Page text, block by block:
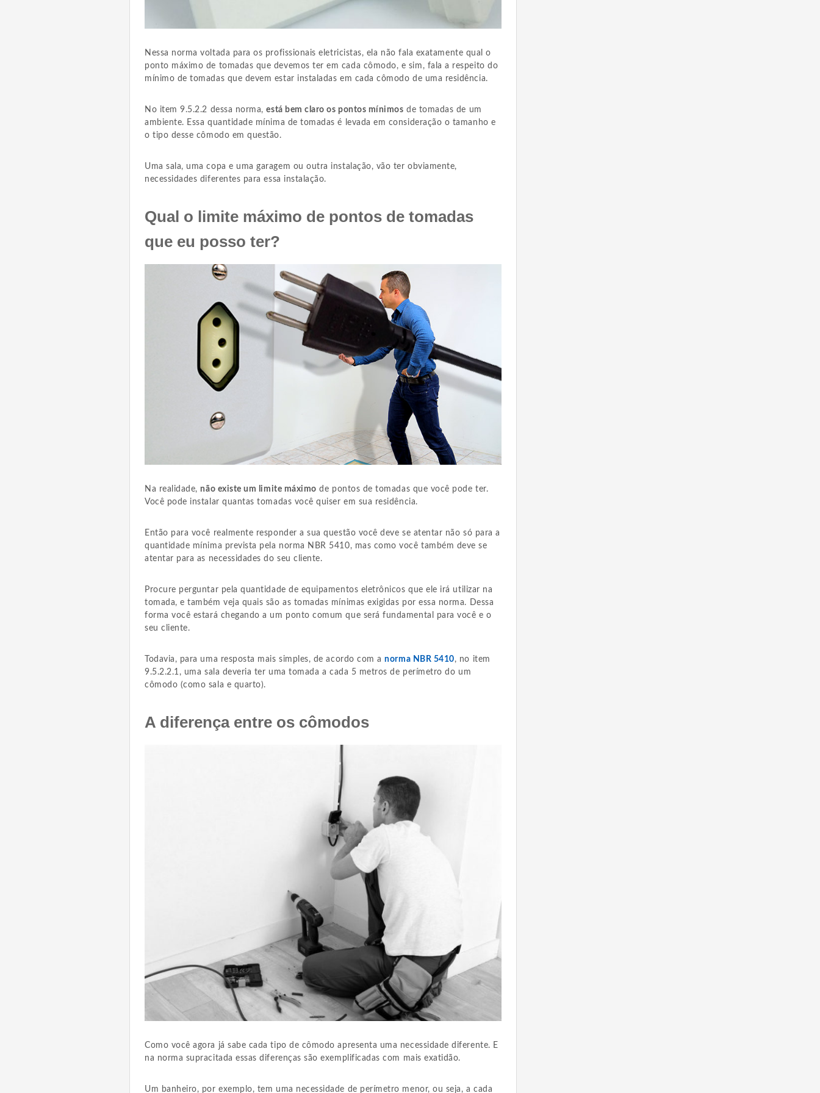
Nessa norma voltada para os profissionais eletricistas, ela não fala exatamente qual o
ponto máximo de tomadas que devemos ter em cada cômodo, e sim, fala a respeito do
mínimo de tomadas que devem estar instaladas em cada cômodo de uma residência.
No item 9.5.2.2 dessa norma,está bem claro os pontos mínimos de tomadas de um
ambiente. Essa quantidade mínima de tomadas é levada em consideração o tamanho e
o tipo desse cômodo em questão.
Uma sala, uma copa e uma garagem ou outra instalação, vão ter obviamente,
necessidades diferentes para essa instalação.
Qual o limite máximo de pontos de tomadas
que eu posso ter?
Na realidade,não existe um limite máximo de pontos de tomadas que você pode ter.
Você pode instalar quantas tomadas você quiser em sua residência.
Então para você realmente responder a sua questão você deve se atentar não só para a
quantidade mínima prevista pela norma NBR 5410, mas como você também deve se
atentar para as necessidades do seu cliente.
Procure perguntar pela quantidade de equipamentos eletrônicos que ele irá utilizar na
tomada, e também veja quais são as tomadas mínimas exigidas por essa norma. Dessa
forma você estará chegando a um ponto comum que será fundamental para você e o
seu cliente.
Todavia, para uma resposta mais simples, de acordo com anorma NBR 5410, no item
9.5.2.2.1, uma sala deveria ter uma tomada a cada 5 metros de perímetro do um
cômodo (como sala e quarto).
A diferença entre os cômodos
Como você agora já sabe cada tipo de cômodo apresenta uma necessidade diferente. E
na norma supracitada essas diferenças são exemplificadas com mais exatidão.
Um banheiro, por exemplo, tem uma necessidade de perímetro menor, ou seja, a cada